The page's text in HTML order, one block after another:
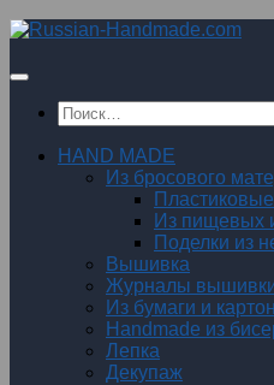
Перейти
содержимому
Найти:
HAND MADE
Из бросового
Из пищевых
Поделки из
Вышивка
Журналы
Из бумаги и
Handmade из
Лепка
Декупаж